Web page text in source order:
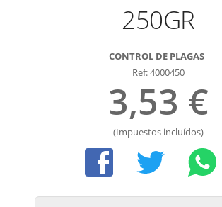
250GR
CONTROL DE PLAGAS
Ref: 4000450
3,53 €
(Impuestos incluídos)